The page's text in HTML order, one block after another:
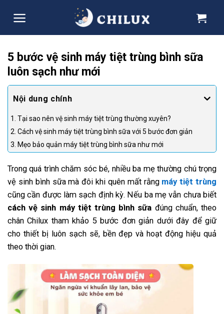
5 bước vệ sinh máy tiệt trùng bình sữa
luôn sạch như mới
1. Tại sao nên vệ sinh máy tiệt trùng thường xuyên?
2. Cách vệ sinh máy tiệt trùng bình sữa với 5 bước đơn giản
3. Mẹo bảo quản máy tiệt trùng bình sữa như mới
Trong quá trình chăm sóc bé, nhiều ba mẹ thường chú trọng
vệ sinh bình sữa mà đôi khi quên mất rằng máy tiệt trùng
cũng cần được làm sạch định kỳ. Nếu ba mẹ vẫn chưa biết
cách vệ sinh máy tiệt trùng bình sữa đúng chuẩn, theo
chân Chilux tham khảo 5 bước đơn giản dưới đây để giữ
cho thiết bị luôn sạch sẽ, bền đẹp và hoạt động hiệu quả
theo thời gian.